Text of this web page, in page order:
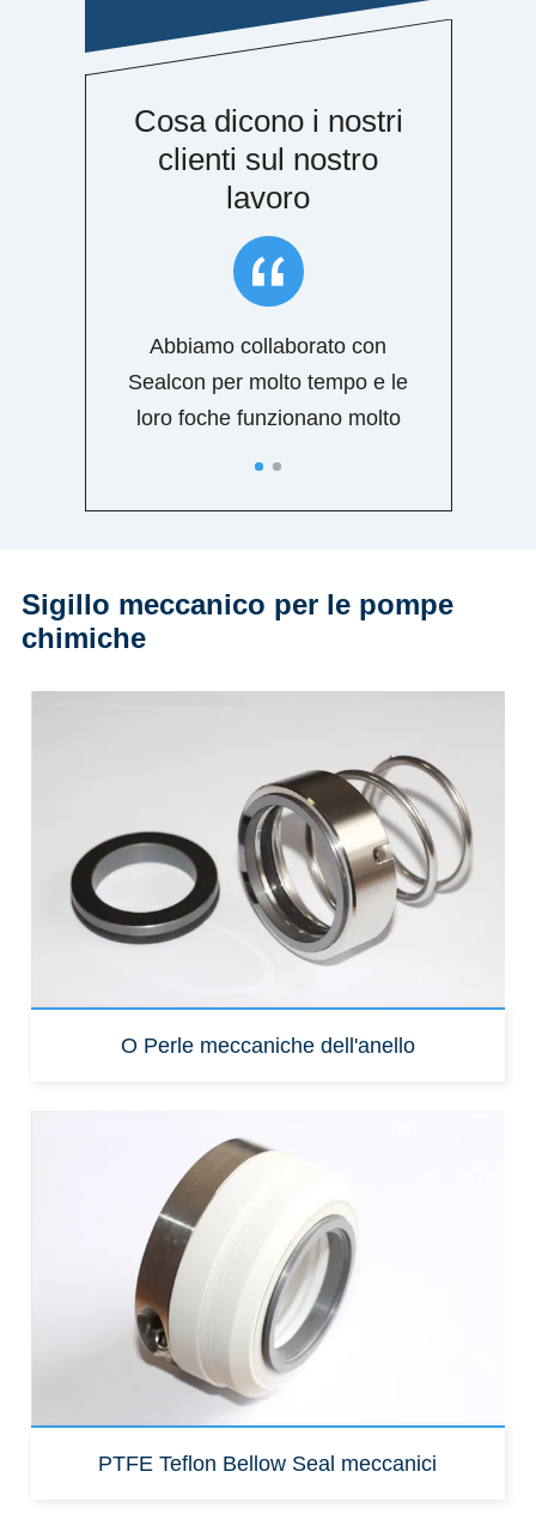
Cosa dicono i nostri
clienti sul nostro
lavoro

Abbiamo collaborato con
Sealcon per molto tempo e le
loro foche funzionano molto
Sigillo meccanico per le pompe
chimiche
O Perle meccaniche dell'anello
PTFE Teflon Bellow Seal meccanici